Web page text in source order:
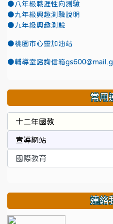
●八年級職涯性向測驗
●九年級興趣測驗說明
●九年級興趣測驗
●桃園市心靈加油站
●輔導室諮詢信箱
常用
連絡